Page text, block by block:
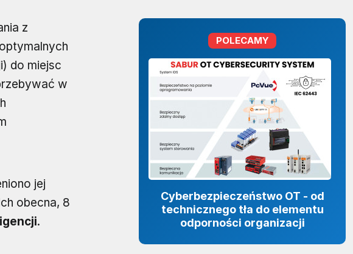
z
do miejsc
w
jej
obecna, 8
.
POLECAMY
Cyberbezpieczeństwo OT - od
technicznego tła do elementu
odporności organizacji